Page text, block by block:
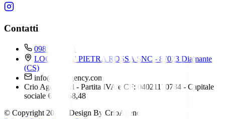
Contatti
0985 232111
LOCALITA' PIETRA ROSSA SNC - 87023 Diamante
(CS)
info@crioagency.com
Crio Agency srl - Partita IVA e CF: 04021170784 - Capitale
sociale € 15.868,48
© Copyright 2026 - Design By CrioAgency